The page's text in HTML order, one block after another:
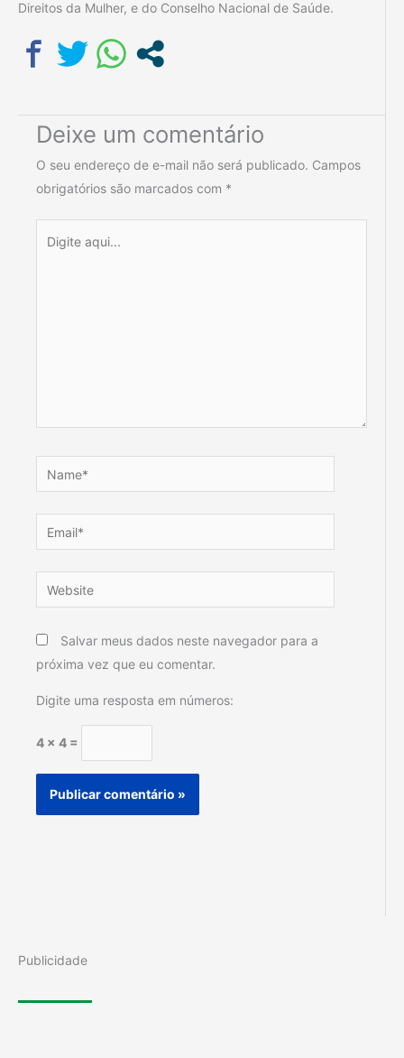
Direitos da Mulher, e do Conselho Nacional de Saúde.
Deixe um comentário
O seu endereço de e-mail não será publicado. Campos
obrigatórios são marcados com *
aqui...
Email*
Website
Salvar meus dados neste navegador para a
próxima vez que eu comentar.
Digite uma resposta em números:
4 × 4 =
Publicidade